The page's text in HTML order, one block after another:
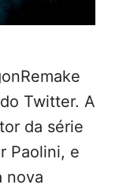
Twitter. A
da série
Paolini, e
nova